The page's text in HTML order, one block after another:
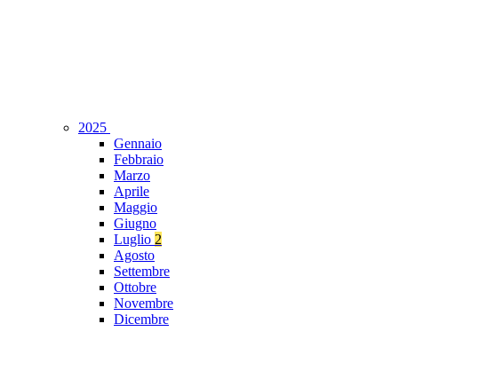
2025
Gennaio
Febbraio
Marzo
Aprile
Maggio
Giugno
Luglio 2
Agosto
Settembre
Ottobre
Novembre
Dicembre